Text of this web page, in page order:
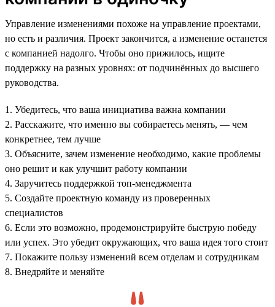
Управление изменениями похоже на управление проектами,
но есть и различия. Проект закончится, а изменение останется
с компанией надолго. Чтобы оно прижилось, ищите
поддержку на разных уровнях: от подчинённых до высшего
руководства.
1. Убедитесь, что ваша инициатива важна компании
2. Расскажите, что именно вы собираетесь менять, — чем
конкретнее, тем лучше
3. Объясните, зачем изменение необходимо, какие проблемы
оно решит и как улучшит работу компании
4. Заручитесь поддержкой топ-менеджмента
5. Создайте проектную команду из проверенных
специалистов
6. Если это возможно, продемонстрируйте быструю победу
или успех. Это убедит окружающих, что ваша идея того стоит
7. Покажите пользу изменений всем отделам и сотрудникам
8. Внедряйте и меняйте